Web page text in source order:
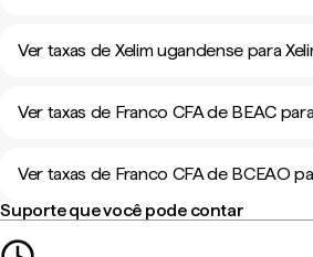
Ver taxas de Xelim ugandense para
Ver taxas de Franco CFA de BEAC
Ver taxas de Franco CFA de BCEAO
Suporte que você pode contar